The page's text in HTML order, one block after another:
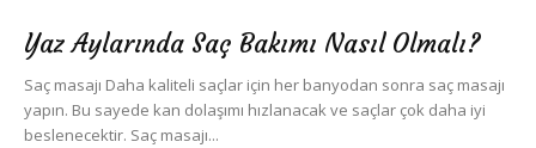
Yaz Aylarında Saç Bakımı Nasıl Olmalı?
Saç masajı Daha kaliteli saçlar için her banyodan sonra saç masajı
yapın. Bu sayede kan dolaşımı hızlanacak ve saçlar çok daha iyi
beslenecektir. Saç masajı...